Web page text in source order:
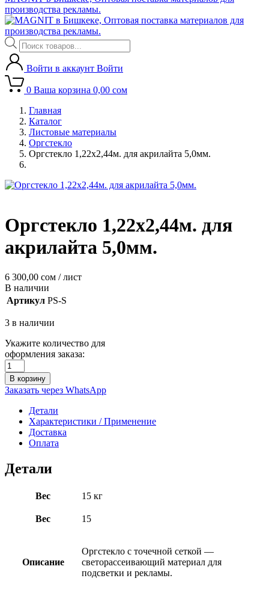
производства рекламы.
Поиск
товаров
Войти в аккаунт Войти
0 Ваша корзина 0,00 сом
Главная
Каталог
Листовые материалы
Оргстекло
Оргстекло 1,22х2,44м. для акрилайта 5,0мм.
Оргстекло 1,22х2,44м. для
акрилайта 5,0мм.
6 300,00 сом / лист
В наличии
Артикул PS-S
3 в наличии
Укажите количество для
оформления заказа:
В корзину
Заказать через WhatsApp
Детали
Характеристики / Применение
Доставка
Оплата
Детали
Вес 15 кг
Вес 15
Описание
Оргстекло с точечной сеткой —
светорассеивающий материал для
подсветки и рекламы.